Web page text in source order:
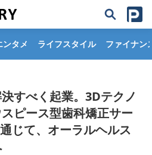
ンタメ ライフスタイル ファイナン
すべく起業。3Dテクノ
ピース型歯科矯正サー
じて、オーラルヘルス